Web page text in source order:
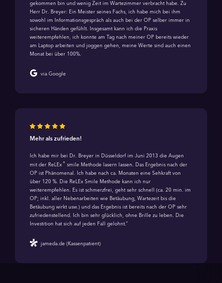
gekommen bin und wenig Zeit im Wartezimmer verbracht habe. Zu
Herr Dr. Breyer: Ein Meister seines Fachs, ich habe mich bei ihm
sowohl im Informationsgespräch als auch bei der OP selber immer in
sicheren Händen gefühlt. Insgesamt kann ich die Praxis
weiterempfehlen, ich konnte am Tag nach meiner OP bereits wieder
am Laptop arbeiten und joggen gehen, meine Werte sind auch einen
Monat bei über 100%.
via Google
Mehr als zufrieden!
Ich habe mir bei Dr. Breyer in Düsseldorf im Juni 2013 die Augen
mit der ReLEx ® smile Methode lasern lassen. Das Ergebnis nach der
OP ist Phänomenal. Ich habe nach ca. Monaten eine Sehkraft von
über 120 %. Die ReLEx Smile Methode kann ich nur
weiterempfehlen. Es ist schmerzfrei, geht sehr schnell (ca. 20 min. im
OP; inkl. aller Nebenarbeiten wie Betäubung, Wartezeit bis die
Betäubung wirkt usw.) und das Ergebnis ist bereits nach der OP sehr
zufriedenstellend. Ich bin sehr glücklich, ohne Brille zu leben. Die
Investition hat sich auf jeden Fall gelohnt.“
jameda.de (Kassenpatient)